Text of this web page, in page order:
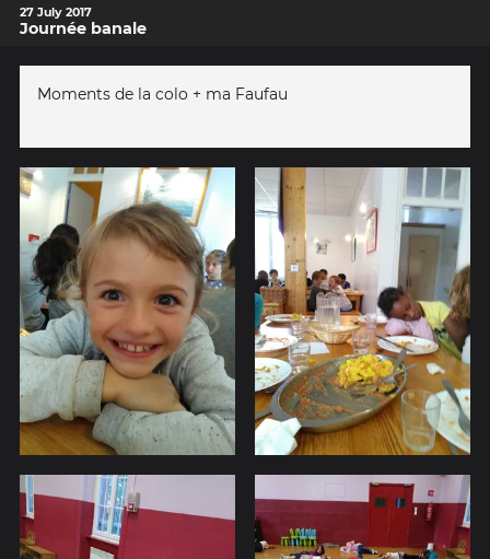
27 July 2017
Journée banale
Moments de la colo + ma Faufau